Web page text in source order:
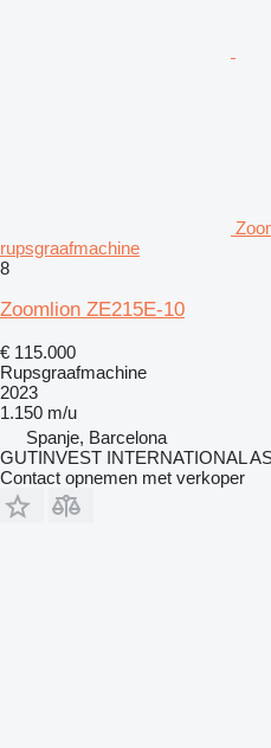
rupsgraafmachine
8
Zoomlion ZE215E-10
€ 115.000
Rupsgraafmachine
2023
1.150 m/u
Spanje, Barcelona
GUTINVEST INTERNATIONAL
Contact opnemen met verkoper